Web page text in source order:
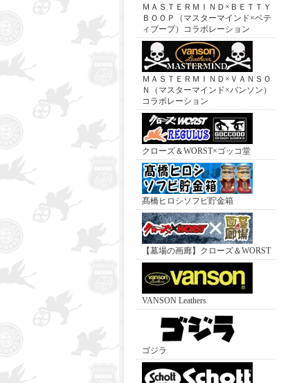
ＭＡＳＴＥＲＭＩＮＤ×ＢＥＴＴＹ
ＢＯＯＰ（マスターマインド×ベテ
ィブープ）コラボレーション
ＭＡＳＴＥＲＭＩＮＤ×ＶＡＮＳＯ
Ｎ（マスターマインド×バンソン）
コラボレーション
クローズ＆WORST×ゴッコ堂
髙橋ヒロシソフビ貯金箱
【墓場の画廊】クローズ＆WORST
VANSON Leathers
ゴジラ